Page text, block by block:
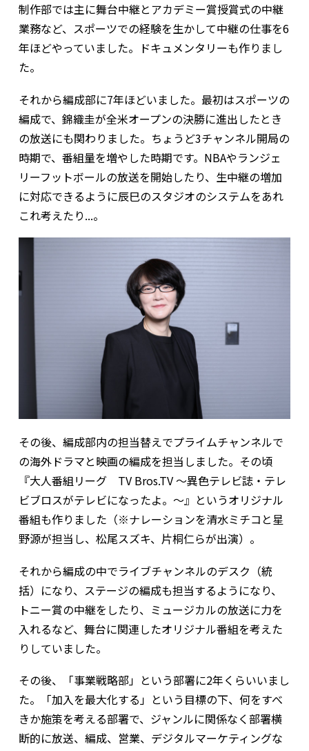
制作部では主に舞台中継とアカデミー賞授賞式の中継
業務など、スポーツでの経験を生かして中継の仕事を6
年ほどやっていました。ドキュメンタリーも作りまし
た。
それから編成部に7年ほどいました。最初はスポーツの
編成で、錦織圭が全米オープンの決勝に進出したとき
の放送にも関わりました。ちょうど3チャンネル開局の
時期で、番組量を増やした時期です。NBAやランジェ
リーフットボールの放送を開始したり、生中継の増加
に対応できるように辰巳のスタジオのシステムをあれ
これ考えたり...。
その後、編成部内の担当替えでプライムチャンネルで
の海外ドラマと映画の編成を担当しました。その頃
『大人番組リーグ TV Bros.TV ～異色テレビ誌・テレ
ビブロスがテレビになったよ。～』というオリジナル
番組も作りました（※ナレーションを清水ミチコと星
野源が担当し、松尾スズキ、片桐仁らが出演）。
それから編成の中でライブチャンネルのデスク（統
括）になり、ステージの編成も担当するようになり、
トニー賞の中継をしたり、ミュージカルの放送に力を
入れるなど、舞台に関連したオリジナル番組を考えた
りしていました。
その後、「事業戦略部」という部署に2年くらいいまし
た。「加入を最大化する」という目標の下、何をすべ
きか施策を考える部署で、ジャンルに関係なく部署横
断的に放送、編成、営業、デジタルマーケティングな